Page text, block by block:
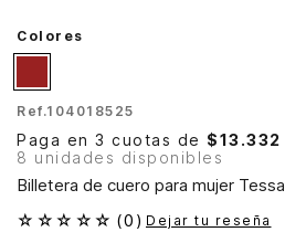
Colores
Ref.104018525
Paga en 3 cuotas de $13.332
8 unidades disponibles
Billetera de cuero para mujer Tessa
☆ ☆ ☆ ☆ ☆ (0 ) Dejar tu reseña